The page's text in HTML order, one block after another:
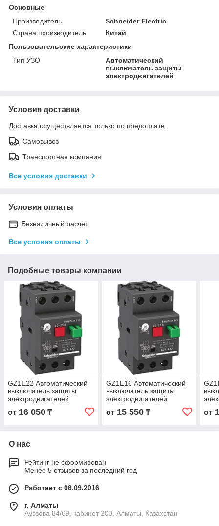
Основные
Производитель
Schneider Electric
Страна производитель
Китай
Пользовательские характеристики
Тип УЗО
Автоматический
выключатель защиты
электродвигателей
Условия доставки
Доставка осуществляется только по предоплате.
Самовывоз
Транспортная компания
Все условия доставки
Условия оплаты
Безналичный расчет
Все условия оплаты
Подобные товары компании
GZ1E22 Автоматический
выключатель защиты
электродвигателей
мощностью до 11кВт, на
токи 20 - 25А
от 16 050 ₸
GZ1E16 Автоматический
выключатель защиты
электродвигателей
мощностью до 5.5кВт, на
токи 9 - 14А
от 15 550₸ от
О нас
Рейтинг не сформирован
Менее 5 отзывов за последний год
Работает с 06.09.2016
г. Алматы
Ауэзова 84/69, кабинет 200, Алматы, Казахстан